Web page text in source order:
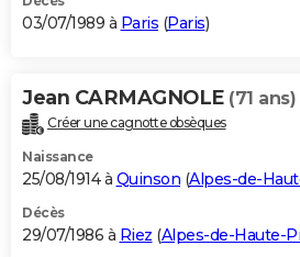
03/07/1989 à Paris (Paris)
Jean CARMAGNOLE (71 ans)
Créer une cagnotte obsèques
Naissance
25/08/1914 à Quinson (Alpes-de-
Décès
29/07/1986 à Riez (Alpes-de-Haute-